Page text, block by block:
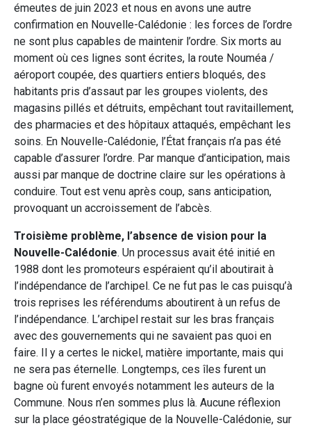
émeutes de juin 2023 et nous en avons une autre
confirmation en Nouvelle-Calédonie : les forces de l’ordre
ne sont plus capables de maintenir l’ordre. Six morts au
moment où ces lignes sont écrites, la route Nouméa /
aéroport coupée, des quartiers entiers bloqués, des
habitants pris d’assaut par les groupes violents, des
magasins pillés et détruits, empêchant tout ravitaillement,
des pharmacies et des hôpitaux attaqués, empêchant les
soins. En Nouvelle-Calédonie, l’État français n’a pas été
capable d’assurer l’ordre. Par manque d’anticipation, mais
aussi par manque de doctrine claire sur les opérations à
conduire. Tout est venu après coup, sans anticipation,
provoquant un accroissement de l’abcès.
Troisième problème, l’absence de vision pour la
Nouvelle-Calédonie. Un processus avait été initié en
1988 dont les promoteurs espéraient qu’il aboutirait à
l’indépendance de l’archipel. Ce ne fut pas le cas puisqu’à
trois reprises les référendums aboutirent à un refus de
l’indépendance. L’archipel restait sur les bras français
avec des gouvernements qui ne savaient pas quoi en
faire. Il y a certes le nickel, matière importante, mais qui
ne sera pas éternelle. Longtemps, ces îles furent un
bagne où furent envoyés notamment les auteurs de la
Commune. Nous n’en sommes plus là. Aucune réflexion
sur la place géostratégique de la Nouvelle-Calédonie, sur